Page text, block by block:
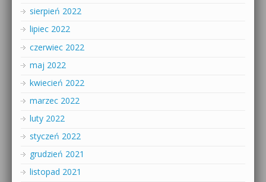
sierpień 2022
lipiec 2022
czerwiec 2022
maj 2022
kwiecień 2022
marzec 2022
luty 2022
styczeń 2022
grudzień 2021
listopad 2021